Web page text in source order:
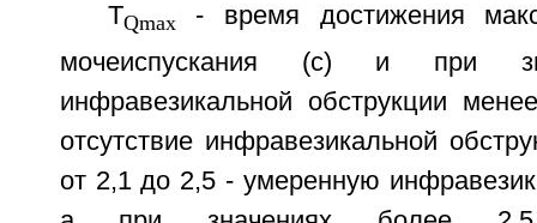
ТQmax- время достижения
мочеиспускания (с) и при
инфравезикальной обструкции
отсутствие инфравезикальной
от 2,1 до 2,5 - умеренную